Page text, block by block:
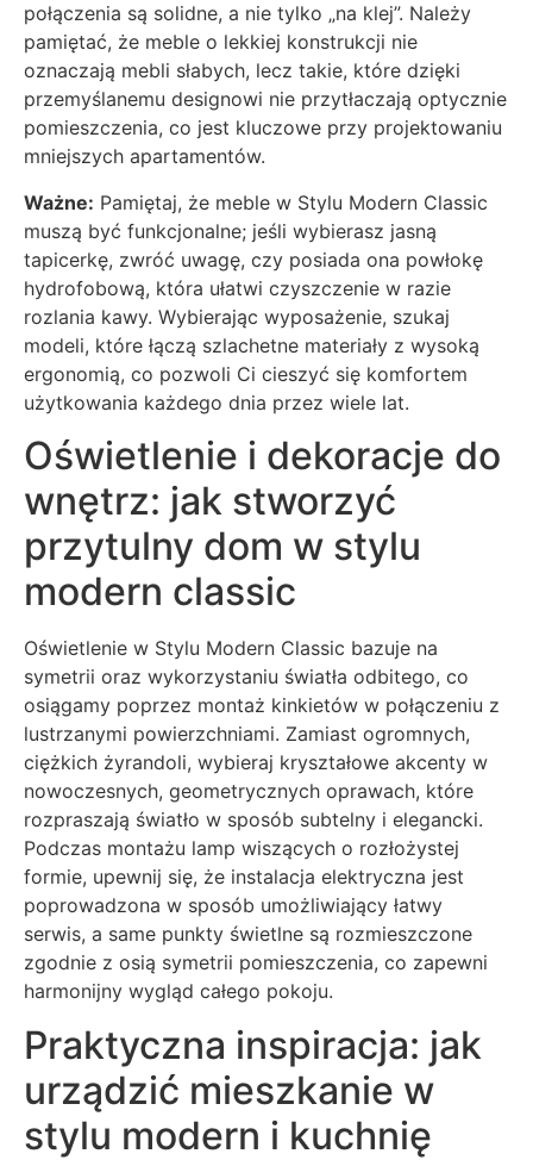
połączenia są solidne, a nie tylko „na klej”. Należy
pamiętać, że meble o lekkiej konstrukcji nie
oznaczają mebli słabych, lecz takie, które dzięki
przemyślanemu designowi nie przytłaczają optycznie
pomieszczenia, co jest kluczowe przy projektowaniu
mniejszych apartamentów.
Ważne: Pamiętaj, że meble w Stylu Modern Classic
muszą być funkcjonalne; jeśli wybierasz jasną
tapicerkę, zwróć uwagę, czy posiada ona powłokę
hydrofobową, która ułatwi czyszczenie w razie
rozlania kawy. Wybierając wyposażenie, szukaj
modeli, które łączą szlachetne materiały z wysoką
ergonomią, co pozwoli Ci cieszyć się komfortem
użytkowania każdego dnia przez wiele lat.
Oświetlenie i dekoracje do
wnętrz: jak stworzyć
przytulny dom w stylu
modern classic
Oświetlenie w Stylu Modern Classic bazuje na
symetrii oraz wykorzystaniu światła odbitego, co
osiągamy poprzez montaż kinkietów w połączeniu z
lustrzanymi powierzchniami. Zamiast ogromnych,
ciężkich żyrandoli, wybieraj kryształowe akcenty w
nowoczesnych, geometrycznych oprawach, które
rozpraszają światło w sposób subtelny i elegancki.
Podczas montażu lamp wiszących o rozłożystej
formie, upewnij się, że instalacja elektryczna jest
poprowadzona w sposób umożliwiający łatwy
serwis, a same punkty świetlne są rozmieszczone
zgodnie z osią symetrii pomieszczenia, co zapewni
harmonijny wygląd całego pokoju.
Praktyczna inspiracja: jak
urządzić mieszkanie w
stylu modern i kuchnię